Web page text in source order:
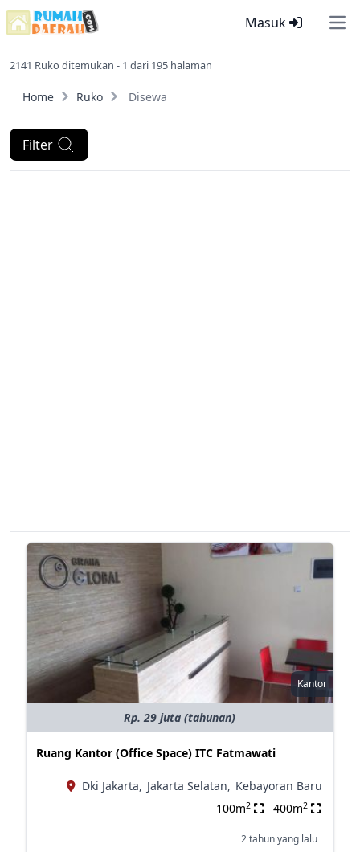
Masuk
2141 Ruko ditemukan - 1 dari 195 halaman
Home Ruko Disewa
Filter
Kantor
Rp. 29 juta (tahunan)
Ruang Kantor (Office Space) ITC Fatmawati
Dki Jakarta, Jakarta Selatan, Kebayoran Baru
100m2 400m2
2 tahun yang lalu